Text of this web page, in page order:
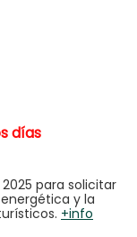
días
para solicitar
y la
+info